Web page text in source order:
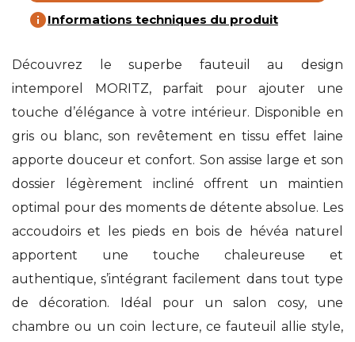
infoInformations techniques du produit
Découvrez le superbe fauteuil au design
intemporel MORITZ, parfait pour ajouter une
touche d’élégance à votre intérieur. Disponible en
gris ou blanc, son revêtement en tissu effet laine
apporte douceur et confort. Son assise large et son
dossier légèrement incliné offrent un maintien
optimal pour des moments de détente absolue. Les
accoudoirs et les pieds en bois de hévéa naturel
apportent une touche chaleureuse et
authentique, s’intégrant facilement dans tout type
de décoration. Idéal pour un salon cosy, une
chambre ou un coin lecture, ce fauteuil allie style,